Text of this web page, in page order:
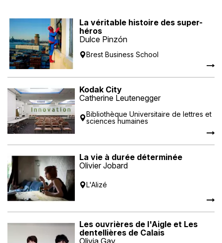
La véritable histoire des super-
héros
Dulce Pinzón
Brest Business School
Kodak City
Catherine Leutenegger
Bibliothèque Universitaire de lettres et
sciences humaines
La vie à durée déterminée
Olivier Jobard
L'Alizé
Les ouvrières de l'Aigle et Les
dentellières de Calais
Olivia Gay